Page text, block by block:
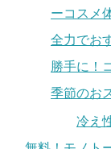
ーコスメ
全力でお
勝手に！
季節のお
冷え